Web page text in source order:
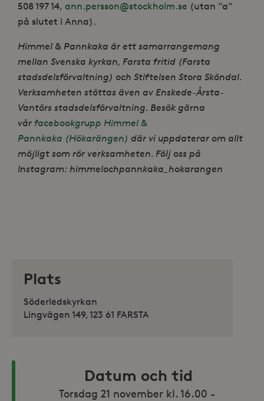
508 197 14, ann.persson@stockholm.se (utan ”a”
på slutet i Anna).
Himmel & Pannkaka är ett samarrangemang
mellan Svenska kyrkan, Farsta fritid (Farsta
stadsdelsförvaltning) och Stiftelsen Stora Sköndal.
Verksamheten stöttas även av Enskede-Årsta-
Vantörs stadsdelsförvaltning. Besök gärna
vår facebookgrupp Himmel &
Pannkaka (Hökarängen) där vi uppdaterar om allt
möjligt som rör verksamheten. Följ oss på
Instagram: himmelochpannkaka_hokarangen
Plats
Söderledskyrkan
Lingvägen 149, 123 61 FARSTA
Datum och tid
Torsdag 21 november kl. 16.00 -